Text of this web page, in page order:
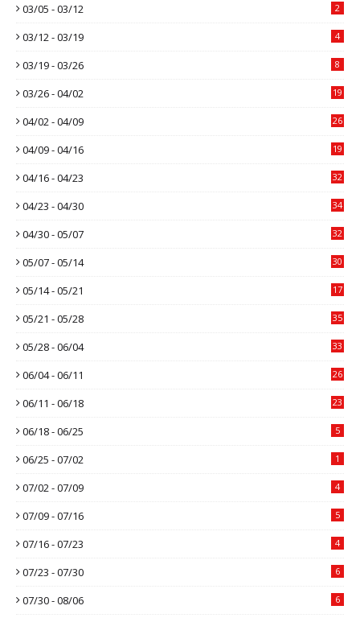
03/05 - 03/12 2
03/12 - 03/19 4
03/19 - 03/26 8
03/26 - 04/02 19
04/02 - 04/09 26
04/09 - 04/16 19
04/16 - 04/23 32
04/23 - 04/30 34
04/30 - 05/07 32
05/07 - 05/14 30
05/14 - 05/21 17
05/21 - 05/28 35
05/28 - 06/04 33
06/04 - 06/11 26
06/11 - 06/18 23
06/18 - 06/25 5
06/25 - 07/02 1
07/02 - 07/09 4
07/09 - 07/16 5
07/16 - 07/23 4
07/23 - 07/30 6
07/30 - 08/06 6